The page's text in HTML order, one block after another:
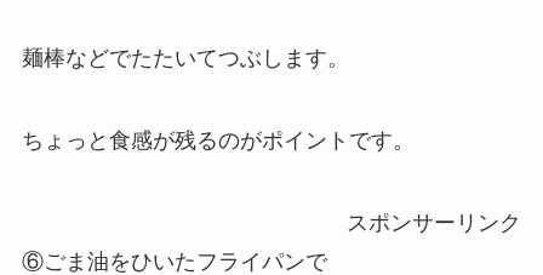
麺棒などでたたいてつぶします。
ちょっと食感が残るのがポイントです。
スポンサーリンク
⑥ごま油をひいたフライパンで